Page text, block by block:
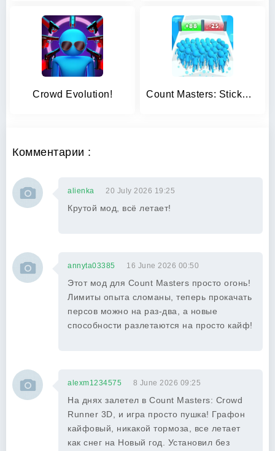
Crowd Evolution! Count Masters: Stickman Games
Комментарии :
alienka 20 July 2026 19:25
Крутой мод, всё летает!
annyta03385 16 June 2026 00:50
Этот мод для Count Masters просто огонь!
Лимиты опыта сломаны, теперь прокачать
персов можно на раз-два, а новые
способности разлетаются на просто кайф!
alexm1234575 8 June 2026 09:25
На днях залетел в Count Masters: Crowd
Runner 3D, и игра просто пушка! Графон
кайфовый, никакой тормоза, все летает
как снег на Новый год. Установил без